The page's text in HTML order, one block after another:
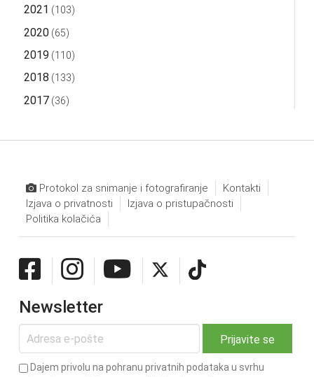
2021 (103)
2020(65)
2019 (110)
2018 (133)
2017(36)
Protokol za snimanje i fotografiranje
Kontakti
Izjava o privatnosti
Izjava o pristupačnosti
Politika kolačića
Newsletter
Dajem privolu na pohranu privatnih podataka u svrhu